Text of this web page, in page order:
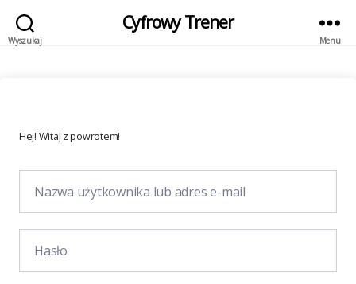
Wyszukaj
Cyfrowy Trener
Menu
Hej! Witaj z powrotem!